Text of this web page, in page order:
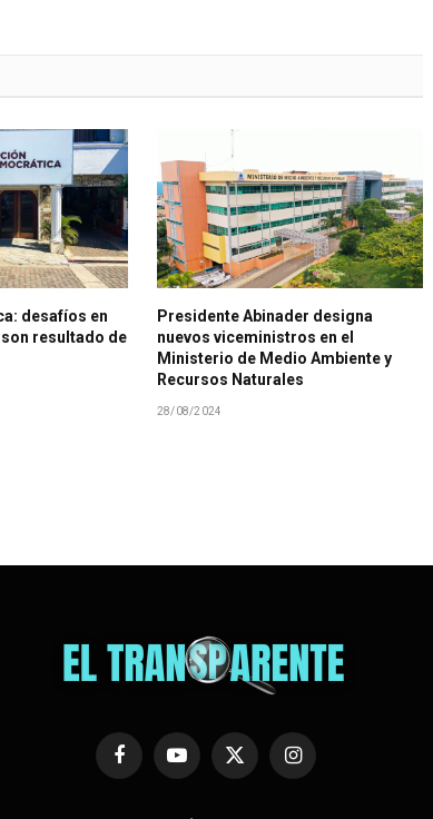
desafíos en
resultado de
Presidente Abinader designa
nuevos viceministros en el
Ministerio de Medio Ambiente y
Recursos Naturales
28/08/2024
FacebookYouTubeX
Instagram